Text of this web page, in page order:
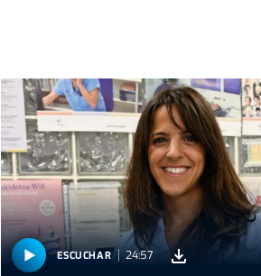
ESCUCHAR 24:57